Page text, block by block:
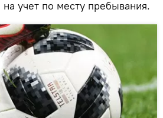
учет по месту пребывания.